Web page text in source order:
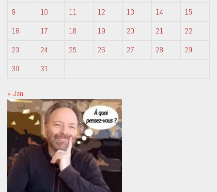
9
10 11 12 13 14
15
16
17 18 19 20 21
22
23
24 25 26 27 28
29
30
31
« Jan